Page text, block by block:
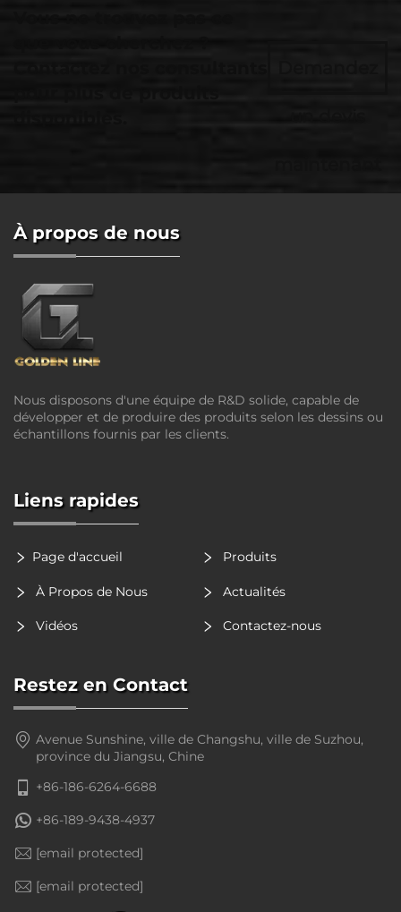
À propos de nous
Nous disposons d'une équipe de R&D solide, capable de
développer et de produire des produits selon les dessins ou
échantillons fournis par les clients.
Liens rapides
Page d'accueil Produits
À Propos de Nous Actualités
Vidéos Contactez-nous
Restez en Contact
Avenue Sunshine, ville de Changshu, ville de Suzhou,
province du Jiangsu, Chine
+86-186-6264-6688
+86-189-9438-4937
[email protected]
[email protected]